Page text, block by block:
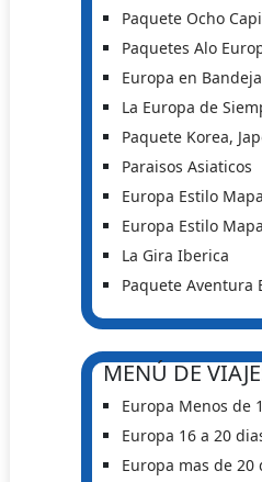
Paquete Ocho
Paquetes Alo
Europa en Bandeja
La Europa de
Paquete Korea,
Paraisos Asiaticos
Europa Estilo
Europa Estilo
La Gira Iberica
Paquete Aventura
MENÚ DE
Europa Menos de
Europa 16 a 20
Europa mas de 20